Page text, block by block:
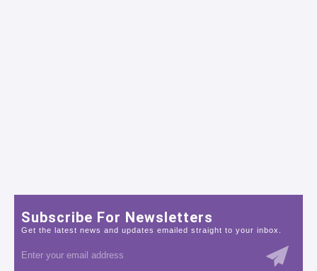
Subscribe For Newsletters
Get the latest news and updates emailed straight to your inbox.